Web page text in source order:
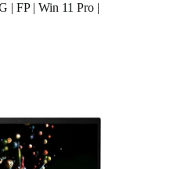
| FP | Win 11 Pro |